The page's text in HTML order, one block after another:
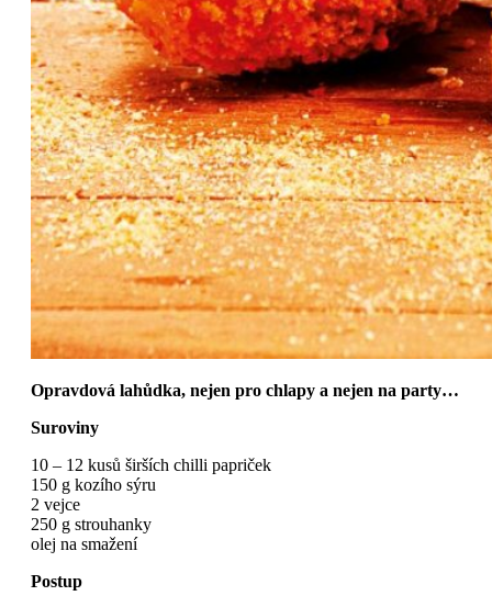
Opravdová lahůdka, nejen pro chlapy a nejen na party…
Suroviny
10 – 12 kusů širších chilli papriček
150 g kozího sýru
2 vejce
250 g strouhanky
olej na smažení
Postup